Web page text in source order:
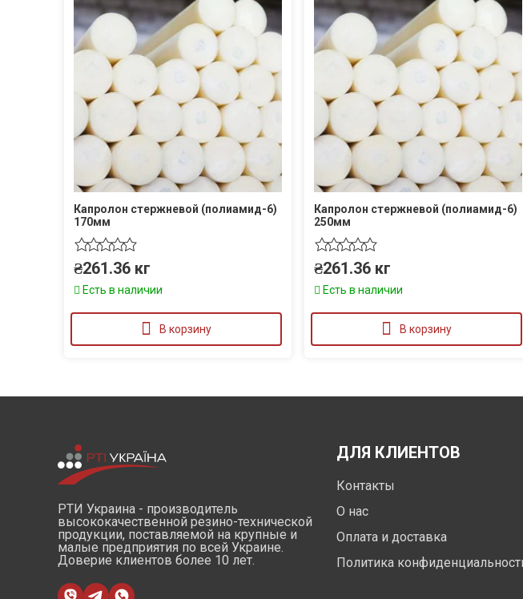
Капролон стержневой (полиамид-6)
170мм
₴261.36 кг
Есть в наличии
В корзину
Капролон стержневой (полиамид-6)
250мм
₴261.36 кг
Есть в наличии
В корзину
РТИ Украина - производитель
высококачественной резино-технической
продукции, поставляемой на крупные и
малые предприятия по всей Украине.
Доверие клиентов более 10 лет.
ДЛЯ КЛИЕНТОВ
Контакты
О нас
Оплата и доставка
Политика